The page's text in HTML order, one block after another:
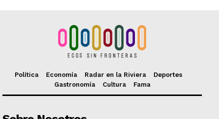
Política Economía Radar en la Riviera
Deportes
Gastronomía
Cultura Fama